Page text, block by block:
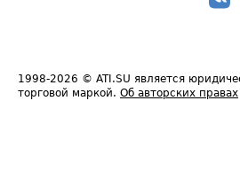
1998-2026 © ATI.SU является
торговой маркой. Об авторских правах